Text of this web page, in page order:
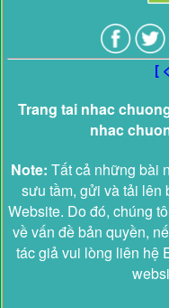
[
Trang tai nhac
nhac
Note: Tất cả những bài
sưu tầm, gửi và tải lên
Website. Do đó, chúng
về vấn đề bản quyền,
tác giả vui lòng liên hệ